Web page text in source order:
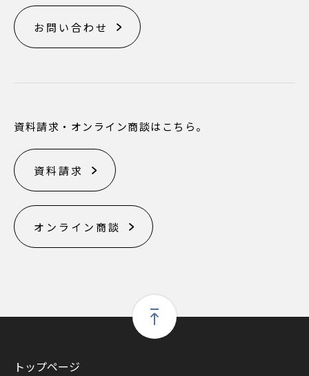
お問い合わせ
資料請求・オンライン商談はこちら。
資料請求
オンライン商談
トップページ